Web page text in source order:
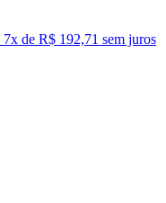
7x de R$ 192,71 sem juros